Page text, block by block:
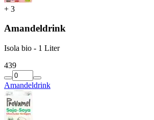
+ 3
Amandeldrink
Isola bio - 1 Liter
439
Amandeldrink